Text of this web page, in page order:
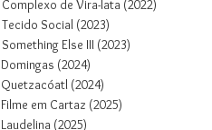
Complexo de Vira-lata (2022)
Tecido Social (2023)
Something Else III (2023)
Domingas (2024)
Quetzacóatl (2024)
Filme em Cartaz (2025)
Laudelina (2025)